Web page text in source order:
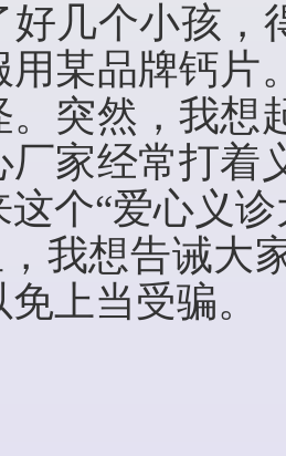
好几个小孩，
用某品牌钙片
。突然，我想
厂家经常打着
这个“爱心义
我想告诫大
上当受骗。